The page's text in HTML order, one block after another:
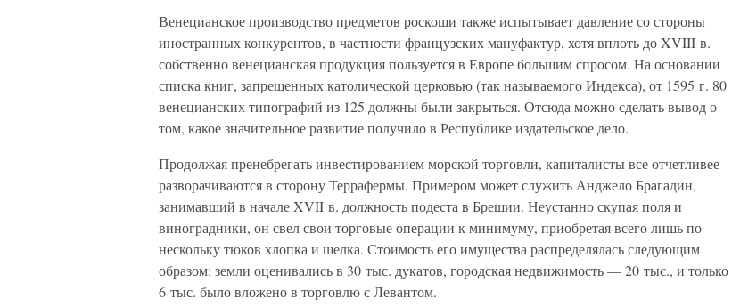
Венецианское производство предметов роскоши также испытывает давление со стороны
иностранных конкурентов, в частности французских мануфактур, хотя вплоть до XVIII в.
собственно венецианская продукция пользуется в Европе большим спросом. На основании
списка книг, запрещенных католической церковью (так называемого Индекса), от 1595 г. 80
венецианских типографий из 125 должны были закрыться. Отсюда можно сделать вывод о
том, какое значительное развитие получило в Республике издательское дело.
Продолжая пренебрегать инвестированием морской торговли, капиталисты все отчетливее
разворачиваются в сторону Террафермы. Примером может служить Анджело Брагадин,
занимавший в начале XVII в. должность подеста в Брешии. Неустанно скупая поля и
виноградники, он свел свои торговые операции к минимуму, приобретая всего лишь по
нескольку тюков хлопка и шелка. Стоимость его имущества распределялась следующим
образом: земли оценивались в 30 тыс. дукатов, городская недвижимость — 20 тыс., и только
6 тыс. было вложено в торговлю с Левантом.